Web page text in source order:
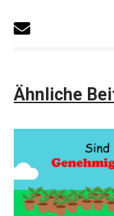
Ähnliche